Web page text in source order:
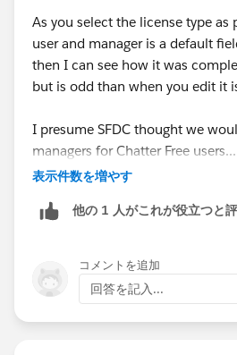
As you select the license type as
user and manager is a default
then I can see how it was
but is odd than when you edit it
I presume SFDC thought we
managers for Chatter Free
access the manager field via the
If you have a lot to change then
Data Loader (or Excel
make mass edits irrespective of
表示件数を増やす
他の 1 人がこれが役立つと
コメントを追加
回答を記入...